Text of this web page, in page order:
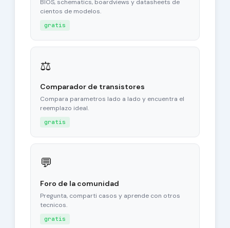
BIOS, schematics, boardviews y datasheets de
cientos de modelos.
gratis
⚖
Comparador de transistores
Compara parametros lado a lado y encuentra el
reemplazo ideal.
gratis
💬
Foro de la comunidad
Pregunta, comparti casos y aprende con otros
tecnicos.
gratis